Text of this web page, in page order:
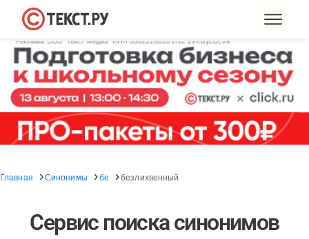
Главная Синонимы бе безлихвенный
Сервис поиска синонимов